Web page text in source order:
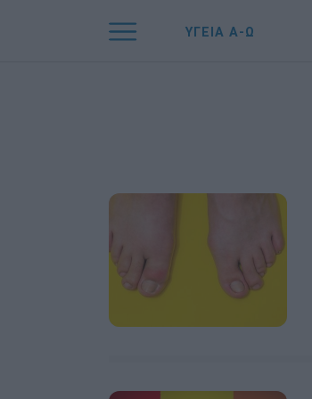
ΥΓΕΙΑ Α-Ω